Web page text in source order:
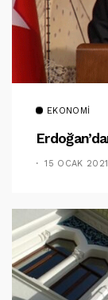
EKONOMI
15 OCAK 2021